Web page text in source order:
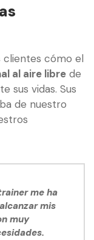
clientes cómo el
al aire libre de
sus vidas. Sus
de nuestro
me ha
mis
muy